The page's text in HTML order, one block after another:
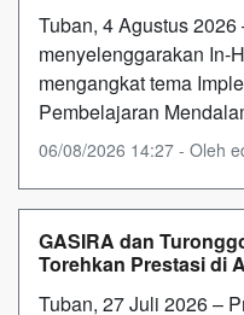
Tuban, 4 Agustus
menyelenggarakan In-
mengangkat tema
Pembelajaran
06/08/2026 14:27 - Oleh
GASIRA dan
Torehkan Prestasi di
Tuban, 27 Juli 2026 –